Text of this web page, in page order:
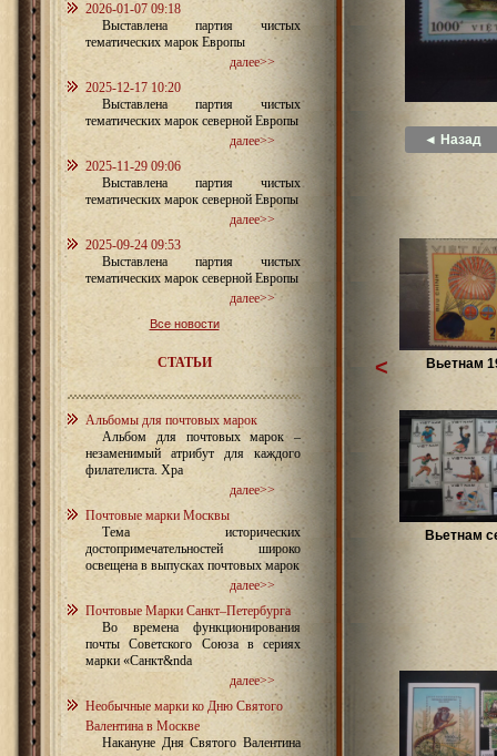
2026-01-07 09:18
Выставлена партия чистых
тематических марок Европы
далее>>
2025-12-17 10:20
Выставлена партия чистых
тематических марок северной Европы
далее>>
2025-11-29 09:06
Выставлена партия чистых
тематических марок северной Европы
далее>>
2025-09-24 09:53
Выставлена партия чистых
тематических марок северной Европы
далее>>
Все новости
СТАТЬИ
Альбомы для почтовых марок
Альбом для почтовых марок –
незаменимый атрибут для каждого
филателиста. Хра
далее>>
Почтовые марки Москвы
Тема исторических
достопримечательностей широко
освещена в выпусках почтовых марок
далее>>
Почтовые Марки Санкт–Петербурга
Во времена функционирования
почты Советского Союза в сериях
марки «Санкт&nda
далее>>
Необычные марки ко Дню Святого
Валентина в Москве
Накануне Дня Святого Валентина
◄ Назад
Вьетнам
Вьетнам
<